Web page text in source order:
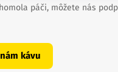
páči, môžete nás
kávu